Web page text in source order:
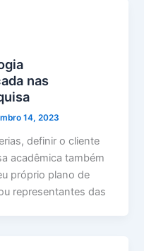
nas
14, 2023
definir o cliente
acadêmica também
próprio plano de
representantes das